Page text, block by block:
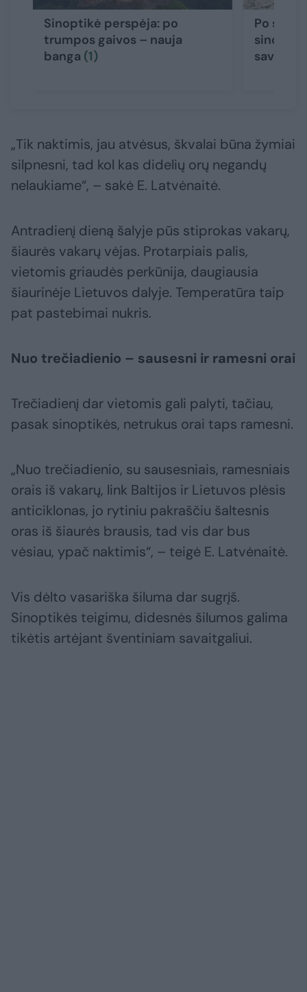
Sinoptikė perspėja: po
trumpos gaivos – nauja
banga (1)
Po
„Tik naktimis, jau atvėsus, škvalai būna žymiai
silpnesni, tad kol kas didelių orų negandų
nelaukiame“, – sakė E. Latvėnaitė.
Antradienį dieną šalyje pūs stiprokas vakarų,
šiaurės vakarų vėjas. Protarpiais palis,
vietomis griaudės perkūnija, daugiausia
šiaurinėje Lietuvos dalyje. Temperatūra taip
pat pastebimai nukris.
Nuo trečiadienio – sausesni ir ramesni orai
Trečiadienį dar vietomis gali palyti, tačiau,
pasak sinoptikės, netrukus orai taps ramesni.
„Nuo trečiadienio, su sausesniais, ramesniais
orais iš vakarų, link Baltijos ir Lietuvos plėsis
anticiklonas, jo rytiniu pakraščiu šaltesnis
oras iš šiaurės brausis, tad vis dar bus
vėsiau, ypač naktimis“, – teigė E. Latvėnaitė.
Vis dėlto vasariška šiluma dar sugrįš.
Sinoptikės teigimu, didesnės šilumos galima
tikėtis artėjant šventiniam savaitgaliui.